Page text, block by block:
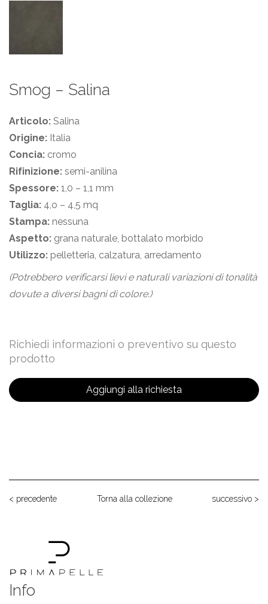
Smog – Salina
Articolo: Salina
Origine: Italia
Concia: cromo
Rifinizione: semi-anilina
Spessore: 1,0 – 1,1 mm
Taglia: 4,o – 4,5 mq
Stampa: nessuna
Aspetto: grana naturale, bottalato morbido
Utilizzo: pelletteria, calzatura, arredamento
(Potrebbero verificarsi lievi e naturali variazioni di tonalità
dovute a diversi bagni di colore.)
Richiedi informazioni o preventivo su questo
prodotto
Aggiungi alla richiesta
< precedente Torna alla collezione successivo >
Info